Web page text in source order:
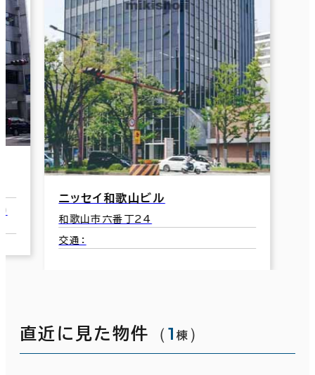
ニッセイ和歌山ビル
和歌山市六番丁24
交通：
直近に見た物件 （1 棟 ）